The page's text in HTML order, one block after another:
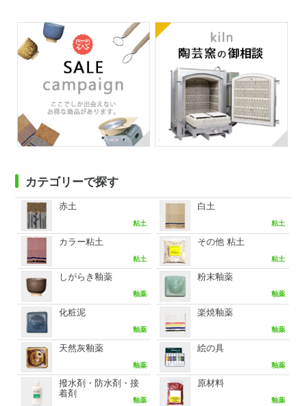
カテゴリーで探す
赤土
粘土
白土
粘土
カラー粘土
粘土
その他 粘土
粘土
しがらき釉薬
釉薬
粉末釉薬
釉薬
化粧泥
釉薬
楽焼釉薬
釉薬
天然灰釉薬
釉薬
絵の具
釉薬
撥水剤・防水剤・接
着剤
釉薬
原材料
釉薬